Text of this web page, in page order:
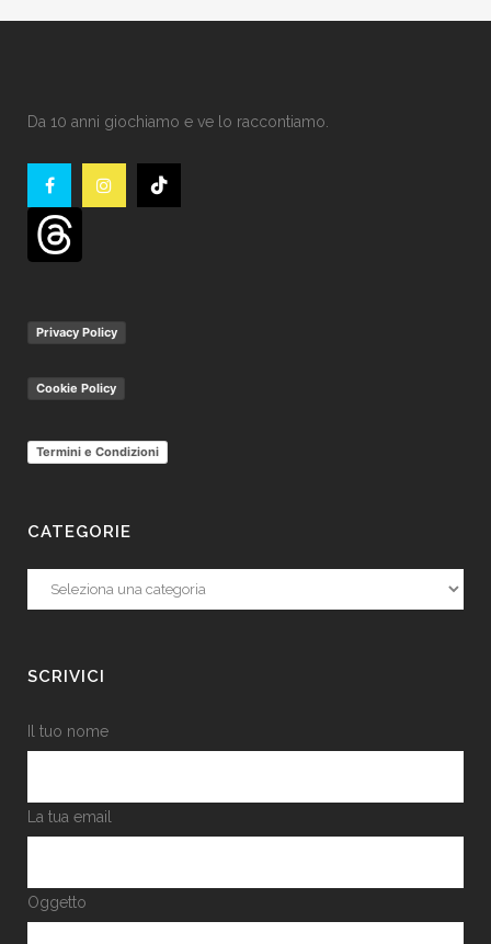
Da 10 anni giochiamo e ve lo raccontiamo.
Privacy Policy
Cookie Policy
Termini e Condizioni
CATEGORIE
Categorie
SCRIVICI
Il tuo nome
La tua email
Oggetto